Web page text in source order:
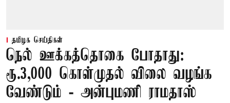
தமிழக செய்திகள்
நெல் ஊக்கத்தொகை போதாது:
ரூ.3,000 கொள்முதல் விலை வழங்க
வேண்டும் - அன்புமணி ராமதாஸ்